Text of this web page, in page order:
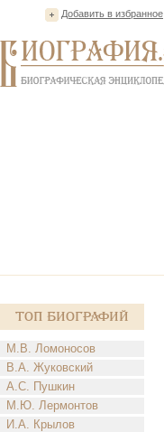
Добавить в избранное
Топ Биографий
М.В. Ломоносов
В.А. Жуковский
А.С. Пушкин
М.Ю. Лермонтов
И.А. Крылов